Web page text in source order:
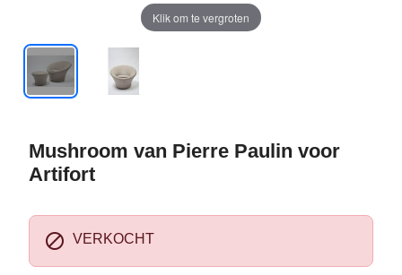
Klik om te vergroten
Mushroom van Pierre Paulin voor
Artifort
 VERKOCHT